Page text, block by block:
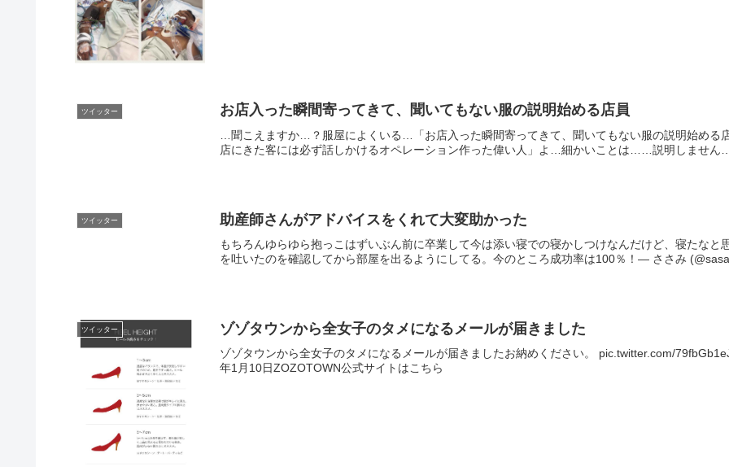
ツイッター お店入った瞬間寄ってきて、聞いてもない服の説明始める店員
…聞こえますか…？服屋によくいる…「お店入った瞬間寄ってきて、聞いてもない服の説明始め
店にきた客には必ず話しかけるオペレーション作った偉い人」よ…細かいことは……説明しません
ツイッター 助産師さんがアドバイスをくれて大変助かった
もちろんゆらゆら抱っこはずいぶん前に卒業して今は添い寝での寝かしつけなんだけど、寝たな
を吐いたのを確認してから部屋を出るようにしてる。今のところ成功率は100％！— ささみ
ツイッター ゾゾタウンから全女子のタメになるメールが届きました
ゾゾタウンから全女子のタメになるメールが届きましたお納めください。 pic.twitter.com/
年1月10日ZOZOTOWN公式サイトはこちら